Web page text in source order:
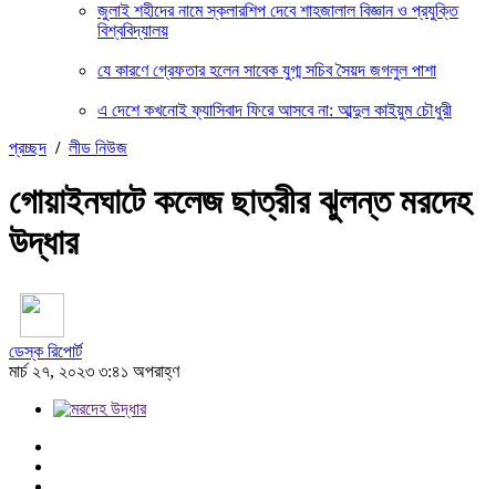
জুলাই শহীদের নামে স্কলারশিপ দেবে শাহজালাল বিজ্ঞান ও প্রযুক্তি
বিশ্ববিদ্যালয়
যে কারণে গ্রেফতার হলেন সাবেক যুগ্ম সচিব সৈয়দ জগলুল পাশা
এ দেশে কখনোই ফ্যাসিবাদ ফিরে আসবে না: আব্দুল কাইয়ুম চৌধুরী
প্রচ্ছদ / লীড নিউজ
গোয়াইনঘাটে কলেজ ছাত্রীর ঝুলন্ত মরদেহ
উদ্ধার
ডেস্ক রিপোর্ট
মার্চ ২৭, ২০২৩ ৩:৪১ অপরাহ্ণ